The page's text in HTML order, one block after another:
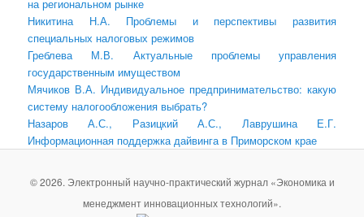
на региональном рынке
Никитина Н.А. Проблемы и перспективы развития
специальных налоговых режимов
Греблева М.В. Актуальные проблемы управления
государственным имуществом
Мячиков В.А. Индивидуальное предпринимательство: какую
систему налогообложения выбрать?
Назаров А.С., Разицкий А.С., Лаврушина Е.Г.
Информационная поддержка дайвинга в Приморском крае
© 2026. Электронный научно-практический журнал «Экономика и
менеджмент инновационных технологий».